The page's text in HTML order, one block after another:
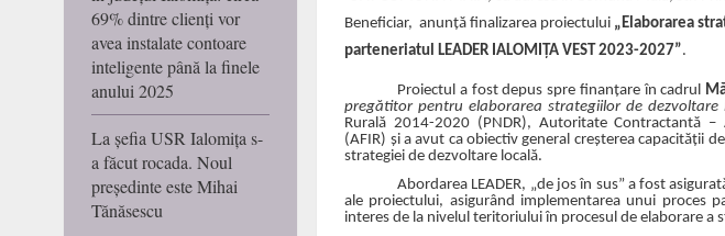
69% dintre clienți vor
avea instalate contoare
inteligente până la finele
anului 2025
La șefia USR Ialomița s-
a făcut rocada. Noul
președinte este Mihai
Tănăsescu
Beneficiar, anunță finalizarea proiectului „Elaborarea
parteneriatul LEADER IALOMIȚA VEST 2023-2027”.
Proiectul a fost depus spre finanțare în cadrul
pregătitor pentru elaborarea strategiilor de dezvoltare
Rurală 2014-2020 (PNDR), Autoritate Contractantă
(AFIR) și a avut ca obiectiv general creșterea capacității
strategiei de dezvoltare locală.
Abordarea LEADER, „de jos în sus” a fost
ale proiectului, asigurând implementarea unui
interes de la nivelul teritoriului în procesul de elaborare a